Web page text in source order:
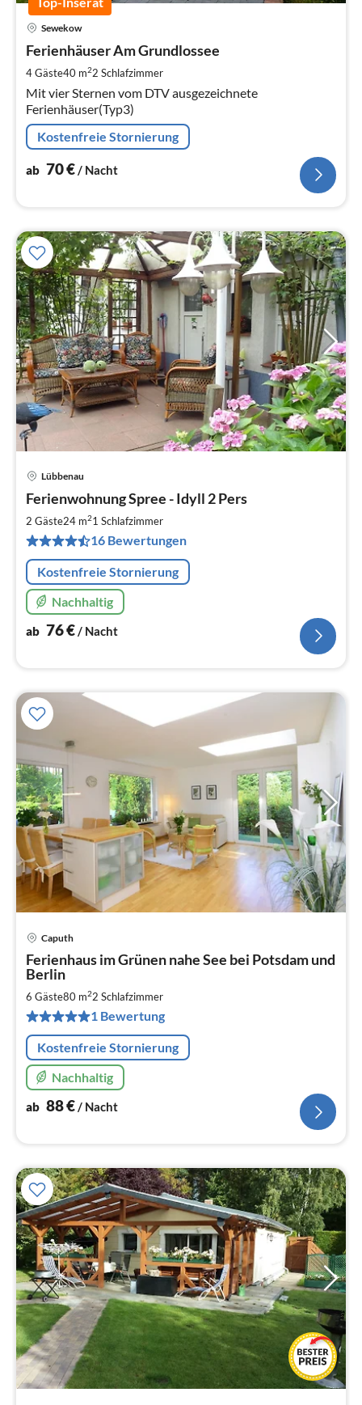
Sewekow
Ferienhäuser Am Grundlossee
4 Gäste40 m22 Schlafzimmer
Mit vier Sternen vom DTV ausgezeichnete
Ferienhäuser(Typ3)
Kostenfreie Stornierung
ab 70€/ Nacht
Lübbenau
Ferienwohnung Spree - Idyll 2 Pers
2 Gäste24 m21 Schlafzimmer
16 Bewertungen
Kostenfreie Stornierung
Nachhaltig
ab 76€/ Nacht
Caputh
Ferienhaus im Grünen nahe See bei Potsdam und
Berlin
6 Gäste80 m22 Schlafzimmer
1 Bewertung
Kostenfreie Stornierung
Nachhaltig
ab 88€/ Nacht